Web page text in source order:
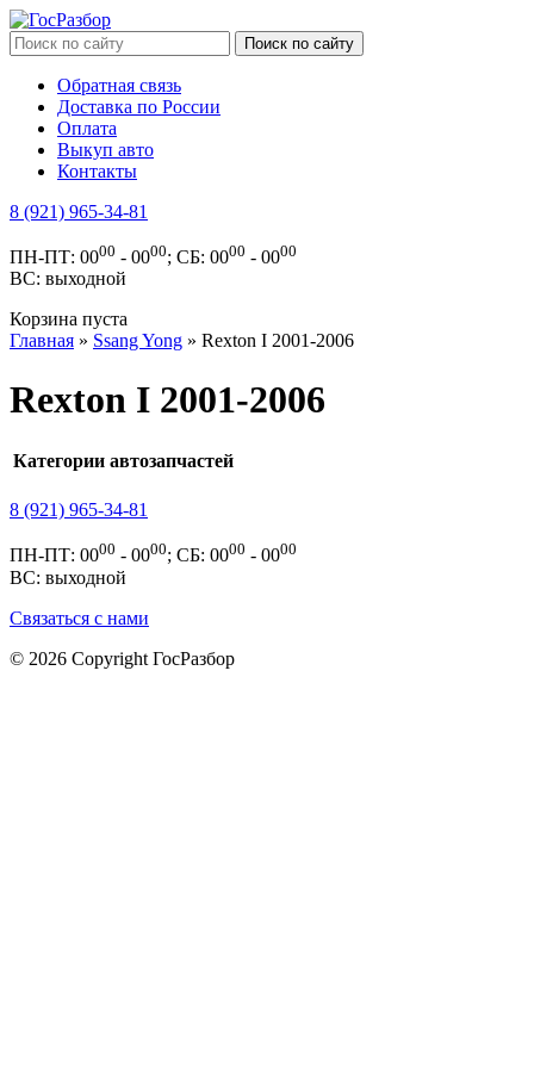
Обратная связь
Доставка по России
Оплата
Выкуп авто
Контакты
8 (921) 965-34-81
ПН-ПТ: 0000 - 0000; СБ: 0000 - 0000
ВС: выходной
Корзина пуста
Главная » Ssang Yong » Rexton I 2001-2006
Rexton I 2001-2006
Категории автозапчастей
8 (921) 965-34-81
ПН-ПТ: 0000 - 0000; СБ: 0000 - 0000
ВС: выходной
Связаться с нами
© 2026 Copyright ГосРазбор